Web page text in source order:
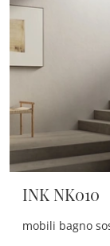
INK NK010